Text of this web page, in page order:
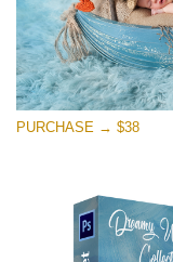
(1783 Overlays)
Large 6000*4000px
PURCHASE → $38